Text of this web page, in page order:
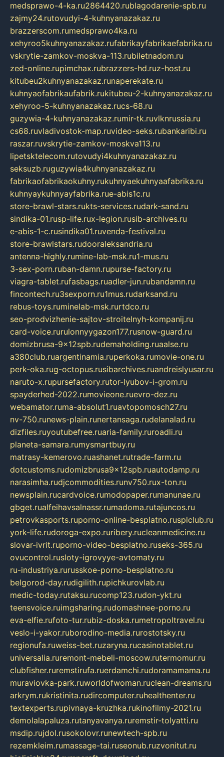
medsprawo-4-ka.ru2864420.rublagodarenie-spb.ru
zajmy24.rutovudyi-4-kuhnyanazakaz.ru
brazzerscom.rumedsprawo4ka.ru
xehyroo5kuhnyanazakaz.rufabrikayfabrikaefabrika.ru
vskrytie-zamkov-moskva-113.rubiletnadom.ru
zed-online.rupimchax.rubrazzers-hd.ruz-host.ru
kitubeu2kuhnyanazakaz.runaperekate.ru
kuhnyaofabrikaufabrik.rukitubeu-2-kuhnyanazakaz.ru
xehyroo-5-kuhnyanazakaz.rucs-68.ru
guzywia-4-kuhnyanazakaz.rumir-tk.ruvlknrussia.ru
cs68.ruvladivostok-map.ruvideo-seks.rubankaribi.ru
raszar.ruvskrytie-zamkov-moskva113.ru
lipetsktelecom.rutovudyi4kuhnyanazakaz.ru
seksuzb.ruguzywia4kuhnyanazakaz.ru
fabrikaofabrikaokuhny.rukuhnyaekuhnyaafabrika.ru
kuhnyaykuhnyayfabrika.rue-abis1c.ru
store-brawl-stars.rukts-services.rudark-sand.ru
sindika-01.rusp-life.rux-legion.rusib-archives.ru
e-abis-1-c.rusindika01.ruvenda-festival.ru
store-brawlstars.rudooraleksandria.ru
antenna-highly.rumine-lab-msk.ru1-mus.ru
3-sex-porn.ruban-damn.rupurse-factory.ru
viagra-tablet.rufasbags.ruadler-jun.rubandamn.ru
fincontech.ru3sexporn.ru1mus.rudarksand.ru
rebus-toys.ruminelab-msk.rurtdco.ru
seo-prodvizhenie-sajtov-stroitelnyh-kompanij.ru
card-voice.rurulonnyygazon177.rusnow-guard.ru
domizbrusa-9x12spb.rudemaholding.ruaalse.ru
a380club.ruargentinamia.ruperkoka.rumovie-one.ru
perk-oka.rug-octopus.rusibarchives.ruandreislyusar.ru
naruto-x.rupursefactory.rutor-lyubov-i-grom.ru
spayderhed-2022.rumovieone.ruevro-dez.ru
webamator.ruma-absolut1.ruavtopomosch27.ru
nv-750.runews-plain.runertansaga.rudelanalad.ru
dizfiles.ruyoutubefree.ruaria-family.ruroadli.ru
planeta-samara.rumysmartbuy.ru
matrasy-kemerovo.ruashanet.rutrade-farm.ru
dotcustoms.rudomizbrusa9x12spb.ruautodamp.ru
narasimha.rudjcommodities.runv750.rux-ton.ru
newsplain.rucardvoice.rumodopaper.rumanunae.ru
gbget.rualfeihavsalnassr.rumadoma.rutajuncos.ru
petrovkasports.ruporno-online-besplatno.rusplclub.ru
york-life.rudoroga-expo.ruribery.rucleanmedicine.ru
slovar-ivrit.ruporno-video-besplatno.ruseks-365.ru
ovucontrol.rusloty-igrovyye-avtomaty.ru
ru-industriya.rurusskoe-porno-besplatno.ru
belgorod-day.rudigilith.rupichkurovlab.ru
medic-today.rutaksu.rucomp123.rudon-ykt.ru
teensvoice.ruimgsharing.rudomashnee-porno.ru
eva-elfie.rufoto-tur.rubiz-doska.rumetropoltravel.ru
veslo-i-yakor.ruborodino-media.rurostotsky.ru
regionufa.ruweiss-bet.ruzaryna.rucasinotablet.ru
universalia.ruremont-mebeli-moscow.rutermomur.ru
clubfisher.ruremstirufa.ruerdamchi.rudoramamama.ru
muraviovka-park.ruworldofwoman.ruclean-dreams.ru
arkrym.rukristinita.rudircomputer.ruhealthenter.ru
textexperts.rupivnaya-kruzhka.rukinofilmy-2021.ru
demolalapaluza.rutanyavanya.ruremstir-tolyatti.ru
msdip.rujdol.rusokolovr.runewtech-spb.ru
rezemkleim.rumassage-tai.ruseonub.ruzvonitut.ru